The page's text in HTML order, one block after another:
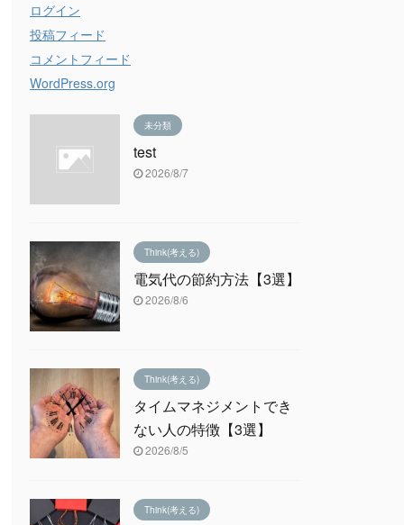
ログイン
投稿フィード
コメントフィード
WordPress.org
未分類
test
2026/8/7
Think(考える)
電気代の節約方法【3選】
2026/8/6
Think(考える)
タイムマネジメントでき
ない人の特徴【3選】
2026/8/5
Think(考える)